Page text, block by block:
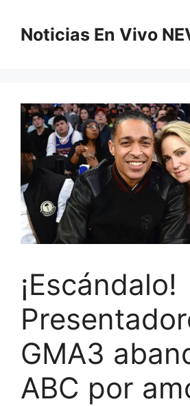
contenido
Noticias En Vivo
¡Escándalo!
GMA3
ABC por